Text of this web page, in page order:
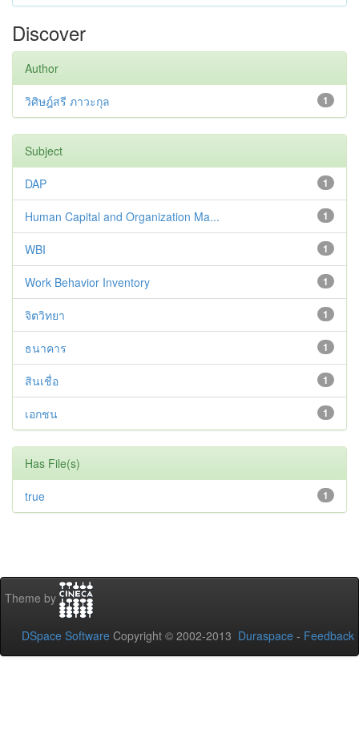
Discover
Author
1
วิศิษฎ์สรี ภาวะกุล
Subject
1
DAP
1
Human Capital and Organization Ma...
1
WBI
1
Work Behavior Inventory
1
จิตวิทยา
1
ธนาคาร
1
สินเชื่อ
1
เอกชน
Has File(s)
1
true
Theme by
DSpace Software Copyright © 2002-2013 Duraspace - Feedback